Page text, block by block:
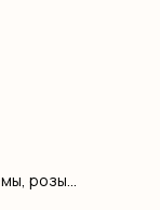
розы